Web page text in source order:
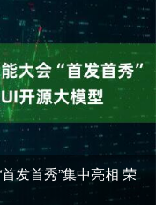
发首秀”集中亮相 荣